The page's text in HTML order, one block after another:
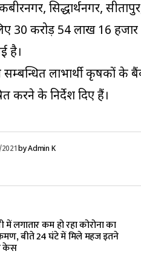
सिद्धार्थनगर,
30 करोड़ 54 लाख 16
है।
सम्बन्धित लाभार्थी कृषकों के
करने के निर्देश दिए हैं।
byAdmin K
में लगातार कम हो रहा कोरोना का
बीते 24 घंटे में मिले महज इतने
केस